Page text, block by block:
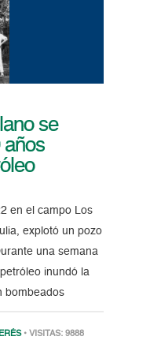
se
años
en el campo Los
explotó un pozo
una semana
inundó la
bombeados
• VISITAS: 9888